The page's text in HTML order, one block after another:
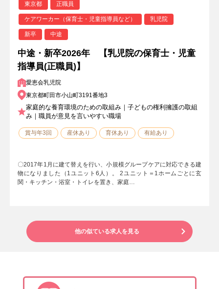
東京都 正職員
ケアワーカー（保育士・児童指導員など） 乳児院
新卒 中途
中途・新卒2026年 【乳児院の保育士・児童
指導員(正職員)】
愛恵会乳児院
東京都町田市小山町3191番地3
家庭的な養育環境のための取組み｜子どもの権利擁護の取組
み｜職員が意見を言いやすい職場
賞与年3回 産休あり 育休あり 有給あり
〇2017年1月に建て替えを行い、小規模グループケアに対応できる建
物になりました（1ユニット6人）。 2ユニット＝1ホームごとに玄
関・キッチン・浴室・トイレを置き、家庭…
他の似ている求人を見る